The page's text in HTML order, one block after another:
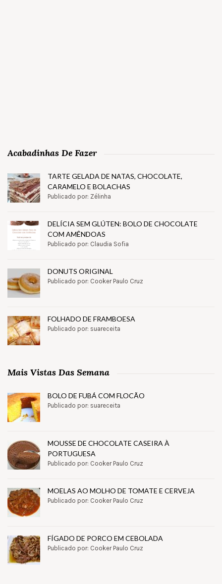
Acabadinhas De Fazer
TARTE GELADA DE NATAS, CHOCOLATE,
CARAMELO E BOLACHAS
Publicado por: Zélinha
DELÍCIA SEM GLÚTEN: BOLO DE CHOCOLATE
COM AMÊNDOAS
Publicado por: Claudia Sofia
DONUTS ORIGINAL
Publicado por: Cooker Paulo Cruz
FOLHADO DE FRAMBOESA
Publicado por: suareceita
Mais Vistas Das Semana
BOLO DE FUBÁ COM FLOCÃO
Publicado por: suareceita
MOUSSE DE CHOCOLATE CASEIRA À
PORTUGUESA
Publicado por: Cooker Paulo Cruz
MOELAS AO MOLHO DE TOMATE E CERVEJA
Publicado por: Cooker Paulo Cruz
FÍGADO DE PORCO EM CEBOLADA
Publicado por: Cooker Paulo Cruz